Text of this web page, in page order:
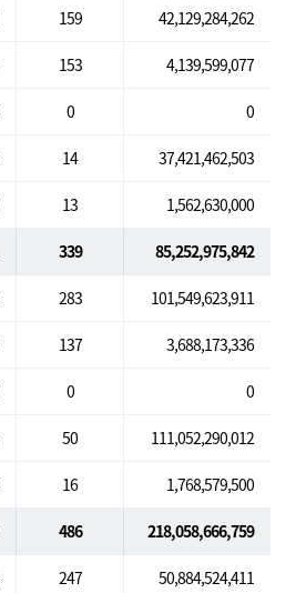
159 42,129,284,262
153 4,139,599,077
0 0
14 37,421,462,503
13 1,562,630,000
339 85,252,975,842
283 101,549,623,911
137 3,688,173,336
0 0
50 111,052,290,012
16 1,768,579,500
486 218,058,666,759
247 50,884,524,411